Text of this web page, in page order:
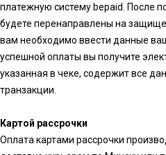
платежную систему bepaid. После
будете перенаправлены на
вам необходимо ввести данные
успешной оплаты вы получите
указанная в чеке, содержит все
транзакции.
Картой рассрочки
Оплата картами рассрочки